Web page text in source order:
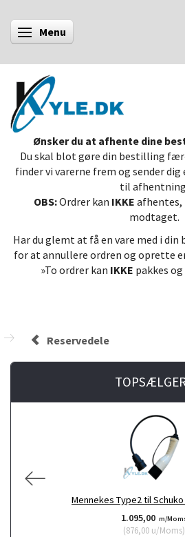
Skifte navigation
Menu
Ønsker du at afhente dine
Du skal blot gøre din bestilling
finder vi varerne frem og sender
til
OBS:Ordrer kan IKKE afhentes,
modtaget.
Har du glemt at få en vare med i
for at annullere ordren og oprette
»To ordrer kan IKKE pakkes
Reservedele
Mennekes Type2 til
1.095,00 m/
(876,00 u/Moms)